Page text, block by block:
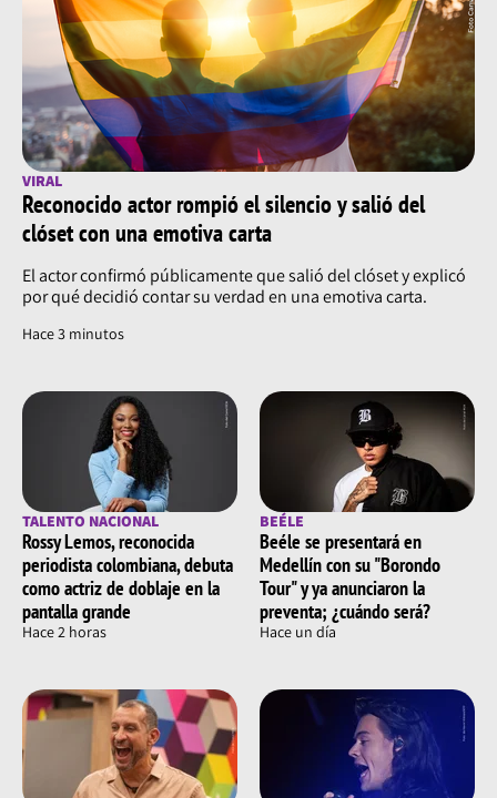
VIRAL
Reconocido actor rompió el silencio y salió del
clóset con una emotiva carta
El actor confirmó públicamente que salió del clóset y explicó
por qué decidió contar su verdad en una emotiva carta.
Hace 3 minutos
TALENTO NACIONAL
Rossy Lemos, reconocida
periodista colombiana, debuta
como actriz de doblaje en la
pantalla grande
Hace 2 horas
BEÉLE
Beéle se presentará en
Medellín con su "Borondo
Tour" y ya anunciaron la
preventa; ¿cuándo será?
Hace un día